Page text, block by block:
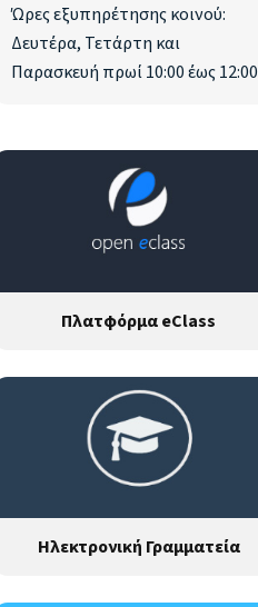
Ώρες εξυπηρέτησης κοινού:
Δευτέρα, Τετάρτη και
Παρασκευή πρωί 10:00 έως 12:00
Πλατφόρμα eClass
Ηλεκτρονική Γραμματεία